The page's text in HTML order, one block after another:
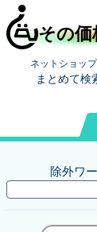
その価
ネットショッ
まとめて検
除外ワ